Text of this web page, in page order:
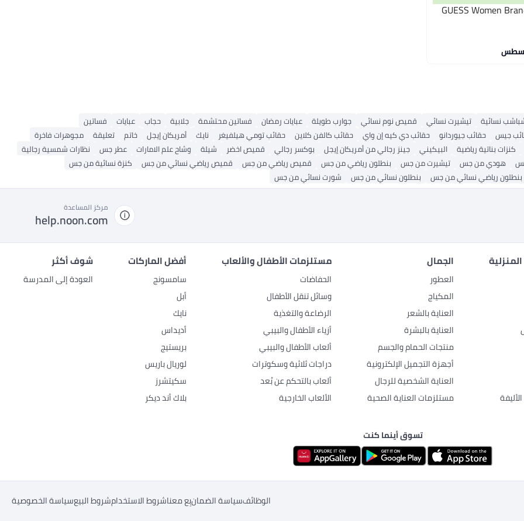
GUESS Women
نسائية تيشيرت نسائي قميص نوم نسائي جوارب طويلة عبايات رمضان فساتين محتشمة جلابية حجاب عبايات
فساتين
جيس
حقائب جيوردانو حقائب دي كيه إن واي حقائب كالفن كلاين حقائب تومي هيلفيغر نايك أمريكان إيجل خاتم تعليقة
مجوهرات فاخرة
كنزات بناتية رياضية
البيكيني جينز رجالي من أمريكان إيجل بوكسر رجالي قميص اخضر شيلة وشاح علم الامارات عطر جس
نظارات شمسية رجالية
هودي من جس تيشيرت من جس بنطلون رياضي من جس قميص رياضي من جس قميص رياضي نسائي من جس
كنزة نسائية من جس
بنطلون رياضي نسائي من جس
بنطلون نسائي من جس شورت نسائي من جس
مركز المساعدة
help.noon.com
الجمال
العطور
المكياج
العناية بالشعر
العناية بالبشرة
منتجات الحمام والجسم
أجهزة التجميل الإلكترونية
العناية الشخصية للرجال
مستلزمات العناية الصحية
مستلزمات الأطفال والألعاب
الحفاضات
وسائل تنقل الأطفال
الرضاعة والتغذية
أزياء الأطفال والبيبي
ألعاب الأطفال والبيبي
دراجات ثلاثية وسكوترات
ألعاب بالتحكم عن بُعد
الألعاب الخارجية
أفضل الماركات
سامسونج
أبل
نايك
أديداس
بريستيج
لوريال باريس
سكيتشرز
بلاك أند ديكر
شوف أكثر
العودة إلى المدرسة
تسوق أينما كنت
الوظائفسياسة الضمانبِع معناشروط الاستخدامشروط البيعسياسة الخصوصية